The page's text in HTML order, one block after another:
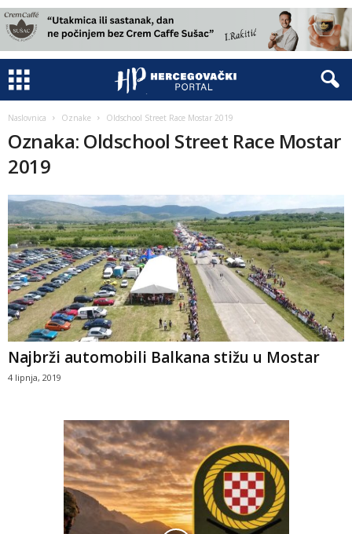
Naslovnica Oznake Oldschool Street Race Mostar 2019
Oznaka: Oldschool Street Race Mostar
2019
Najbrži automobili Balkana stižu u Mostar
4 lipnja, 2019